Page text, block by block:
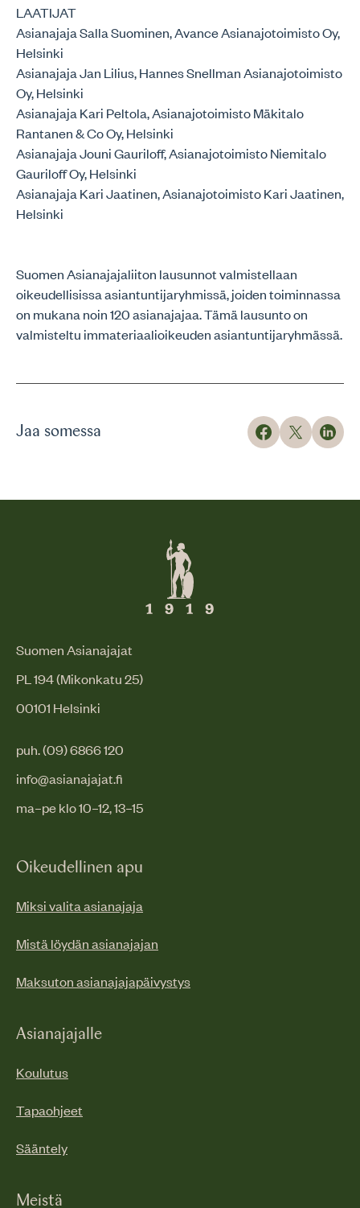
LAATIJAT
Asianajaja Salla Suominen, Avance Asianajotoimisto Oy,
Helsinki
Asianajaja Jan Lilius, Hannes Snellman Asianajotoimisto
Oy, Helsinki
Asianajaja Kari Peltola, Asianajotoimisto Mäkitalo
Rantanen & Co Oy, Helsinki
Asianajaja Jouni Gauriloff, Asianajotoimisto Niemitalo
Gauriloff Oy, Helsinki
Asianajaja Kari Jaatinen, Asianajotoimisto Kari Jaatinen,
Helsinki
Suomen Asianajajaliiton lausunnot valmistellaan
oikeudellisissa asiantuntijaryhmissä, joiden toiminnassa
on mukana noin 120 asianajajaa. Tämä lausunto on
valmisteltu immateriaalioikeuden asiantuntijaryhmässä.
Jaa somessa
Suomen Asianajajat
PL 194 (Mikonkatu 25)
00101 Helsinki
puh. (09) 6866 120
info@asianajajat.fi
ma–pe klo 10–12, 13–15
Oikeudellinen apu
Miksi valita asianajaja
Mistä löydän asianajajan
Maksuton asianajajapäivystys
Asianajajalle
Koulutus
Tapaohjeet
Sääntely
Meistä